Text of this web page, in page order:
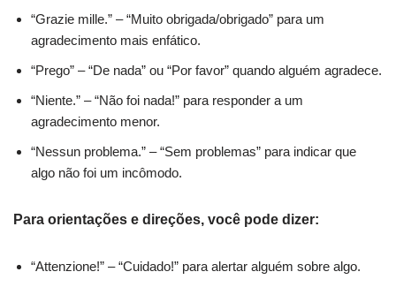
“Grazie mille.” – “Muito obrigada/obrigado” para um
agradecimento mais enfático.
“Prego” – “De nada” ou “Por favor” quando alguém agradece.
“Niente.” – “Não foi nada!” para responder a um
agradecimento menor.
“Nessun problema.” – “Sem problemas” para indicar que
algo não foi um incômodo.
Para orientações e direções, você pode dizer:
“Attenzione!” – “Cuidado!” para alertar alguém sobre algo.